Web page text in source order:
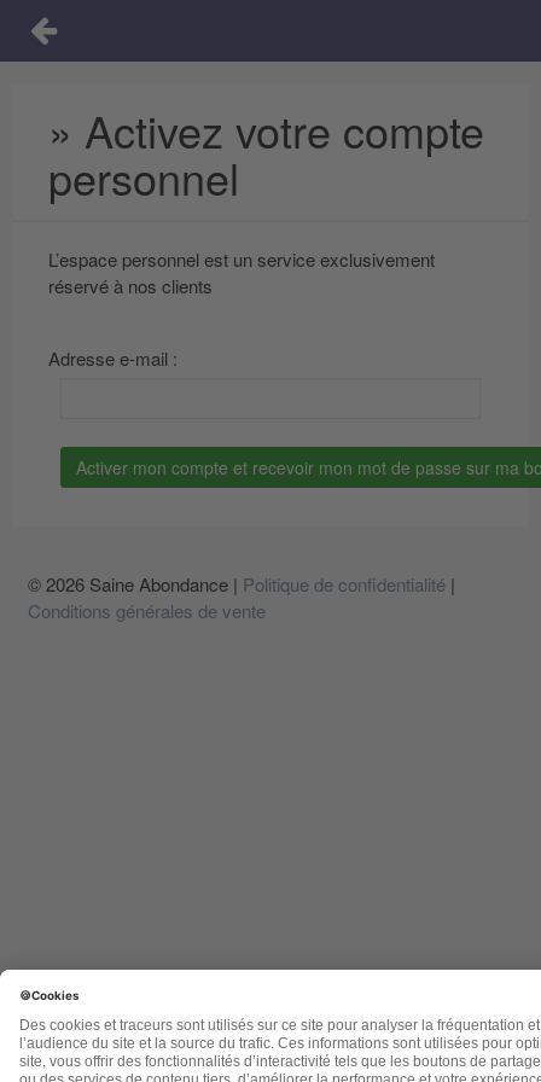
» Activez votre compte
personnel
L’espace personnel est un service exclusivement
réservé à nos clients
Adresse e-mail :
© 2026 Saine Abondance | Politique de confidentialité |
Conditions générales de vente